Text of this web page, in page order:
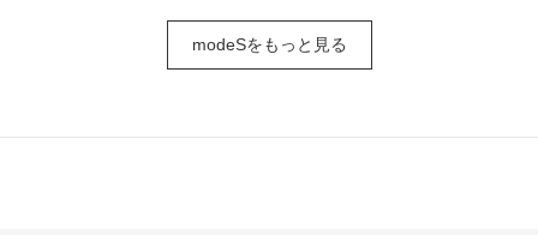
modeSをもっと見る